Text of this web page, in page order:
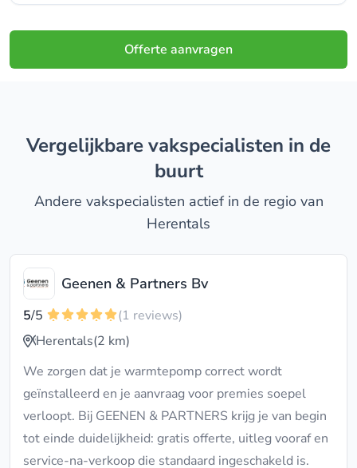
Offerte aanvragen
Vergelijkbare vakspecialisten in de
buurt
Andere vakspecialisten actief in de regio van
Herentals
Geenen & Partners Bv
5/5
(1 reviews)
Herentals(2 km)
We zorgen dat je warmtepomp correct wordt
geïnstalleerd en je aanvraag voor premies soepel
verloopt. Bij GEENEN & PARTNERS krijg je van begin
tot einde duidelijkheid: gratis offerte, uitleg vooraf en
service-na-verkoop die standaard ingeschakeld is.